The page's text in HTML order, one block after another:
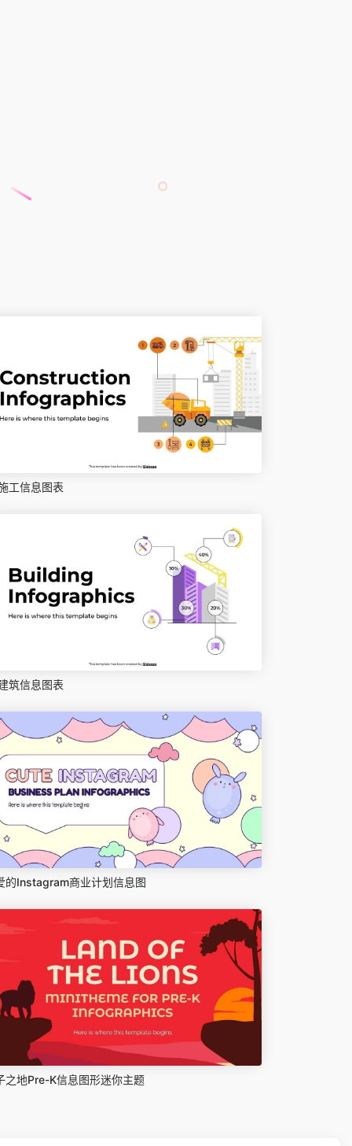
工信息图表
筑信息图表
的Instagram商业计划信息图
之地Pre-K信息图形迷你主题